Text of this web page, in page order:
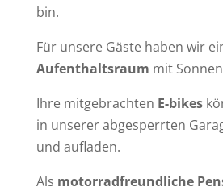
bin.
Für unsere Gäste haben wir
Aufenthaltsraum mit
Ihre mitgebrachten E-bikes
in unserer abgesperrten
und aufladen.
Als motorradfreundliche